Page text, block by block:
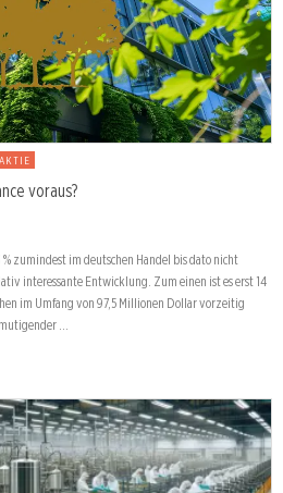
voraus?
zumindest im deutschen Handel bis dato nicht
interessante Entwicklung. Zum einen ist es erst 14
im Umfang von 97,5 Millionen Dollar vorzeitig
…